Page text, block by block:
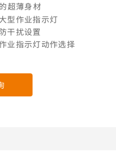
超薄身材
型作业指示灯
干扰设置
业指示灯动作选择